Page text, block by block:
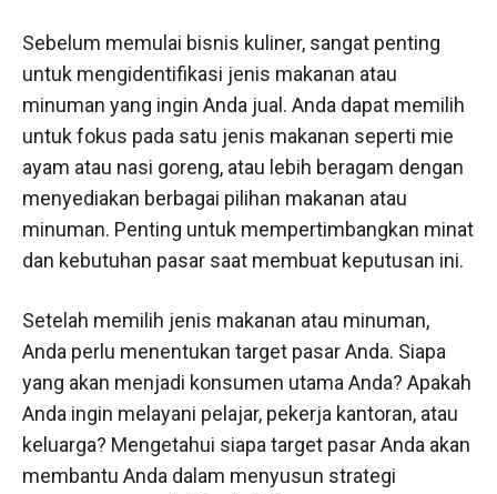
Sebelum memulai bisnis kuliner, sangat penting
untuk mengidentifikasi jenis makanan atau
minuman yang ingin Anda jual. Anda dapat memilih
untuk fokus pada satu jenis makanan seperti mie
ayam atau nasi goreng, atau lebih beragam dengan
menyediakan berbagai pilihan makanan atau
minuman. Penting untuk mempertimbangkan minat
dan kebutuhan pasar saat membuat keputusan ini.
Setelah memilih jenis makanan atau minuman,
Anda perlu menentukan target pasar Anda. Siapa
yang akan menjadi konsumen utama Anda? Apakah
Anda ingin melayani pelajar, pekerja kantoran, atau
keluarga? Mengetahui siapa target pasar Anda akan
membantu Anda dalam menyusun strategi